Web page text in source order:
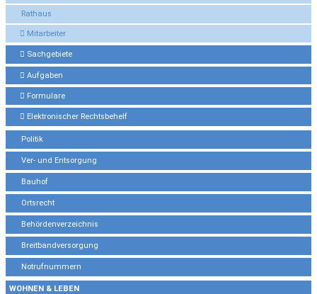
Rathaus
Mitarbeiter
Sachgebiete
Aufgaben
Formulare
Elektronischer Rechtsbehelf
Politik
Ver- und Entsorgung
Bauhof
Ortsrecht
Behördenverzeichnis
Breitbandversorgung
Notrufnummern
WOHNEN & LEBEN